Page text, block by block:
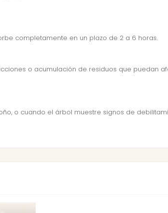
completamente en un plazo de 2 a 6 horas.
o acumulación de residuos que puedan
o cuando el árbol muestre signos de